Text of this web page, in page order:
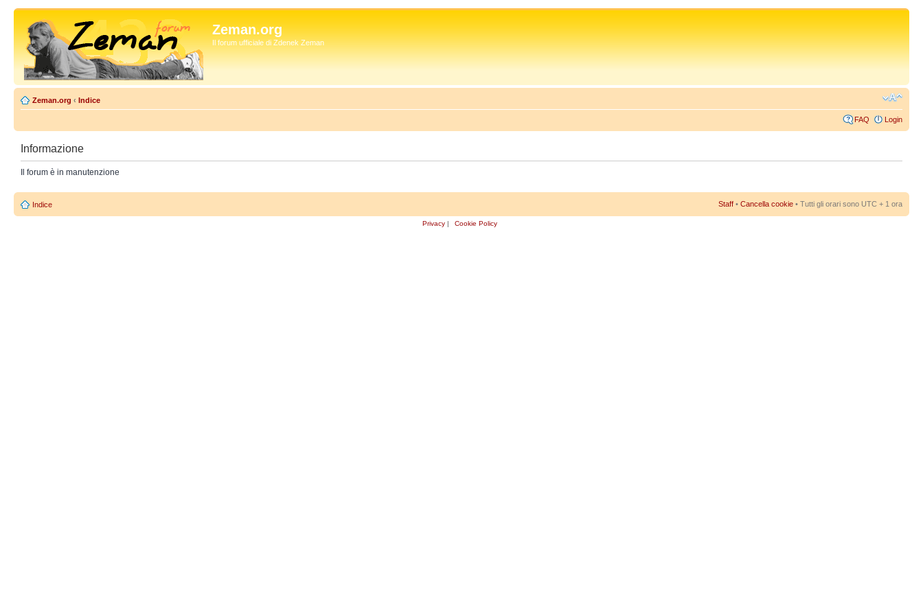
Zeman.org
Il forum ufficiale di Zdenek Zeman
Zeman.org ‹ Indice
FAQ Login
Informazione
Il forum è in manutenzione
Indice Staff • Cancella cookie • Tutti gli orari sono UTC + 1 ora
Privacy | Cookie Policy